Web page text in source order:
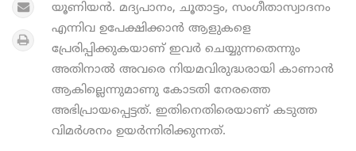
യൂണിയൻ. മദ്യപാനം, ചൂതാട്ടം, സംഗീതാസ്വാദനം
എന്നിവ ഉപേക്ഷിക്കാന്‍ ആളുകളെ
പ്രേരിപ്പിക്കുകയാണ് ഇവര്‍ ചെയ്യുന്നതെന്നും
അതിനാൽ അവരെ നിയമവിരുദ്ധരായി കാണാൻ
ആകില്ലെന്നുമാണു കോടതി നേരത്തെ
അഭിപ്രായപ്പെട്ടത്. ഇതിനെതിരെയാണ് കടുത്ത
വിമർശനം ഉയർന്നിരിക്കുന്നത്.